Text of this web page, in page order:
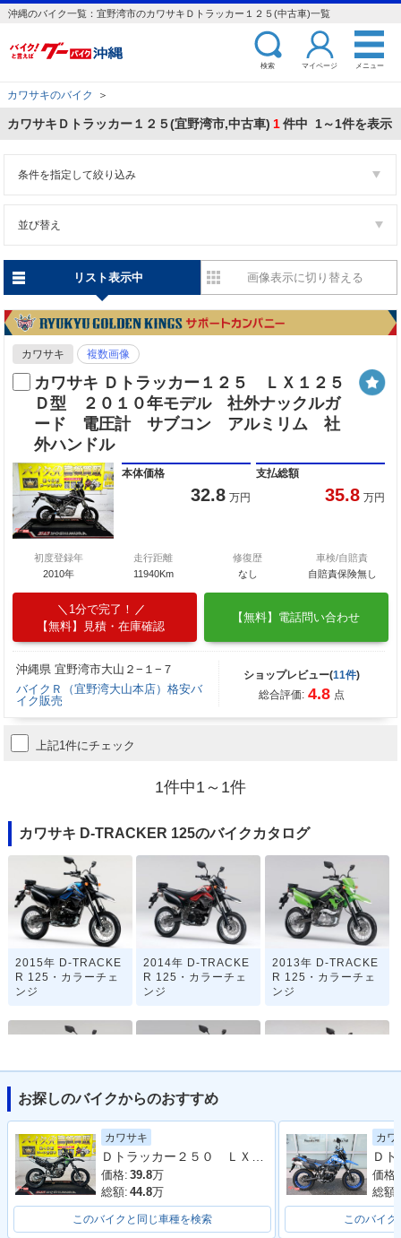
沖縄のバイク一覧：宜野湾市のカワサキＤトラッカー１２５(中古車)一覧
検索 マイページ メニュー
カワサキのバイク ＞
カワサキＤトラッカー１２５(宜野湾市,中古車) 1件中 1～1件を表示
条件を指定して絞り込み
並び替え
リスト表示中 画像表示に切り替える
カワサキ 複数画像
カワサキ Ｄトラッカー１２５ ＬＸ１２５
Ｄ型 ２０１０年モデル 社外ナックルガ
ード 電圧計 サブコン アルミリム 社
外ハンドル
本体価格
32.8 万円
支払総額
35.8 万円
初度登録年
2010年
走行距離
11940Km
修復歴
なし
車検/自賠責
自賠責保険無し
1分で完了！
【無料】見積・在庫確認
【無料】電話問い合わせ
沖縄県 宜野湾市大山２−１−７
バイクＲ（宜野湾大山本店）格安バ
イク販売
ショップレビュー(11件)
総合評価: 4.8 点
上記1件にチェック
1件中1～1件
カワサキ D-TRACKER 125のバイクカタログ
2015年 D-TRACKE
R 125・カラーチェ
ンジ
2014年 D-TRACKE
R 125・カラーチェ
ンジ
2013年 D-TRACKE
R 125・カラーチェ
ンジ
2012年 D-TRACKE
R 125・マイナーチ
ェンジ
2011年 D-TRACKE
R 125・追加
2011年 D-TRACKE
R 125・カラーチェ
ンジ
お探しのバイクからのおすすめ
カワサキ
価格: 39.8万
総額: 44.8万
このバイクと同じ車種を検索
カワ
価格:
総額:
このバイ